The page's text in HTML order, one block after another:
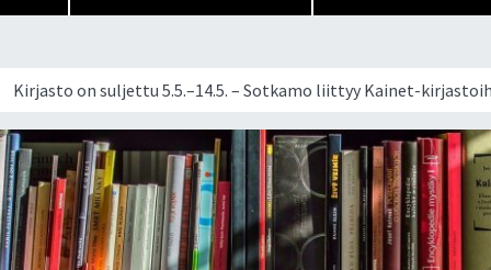
– Sotkamo liittyy
Kirjasto on suljettu 5.5.–14.5. – Sotkamo liittyy Kainet-